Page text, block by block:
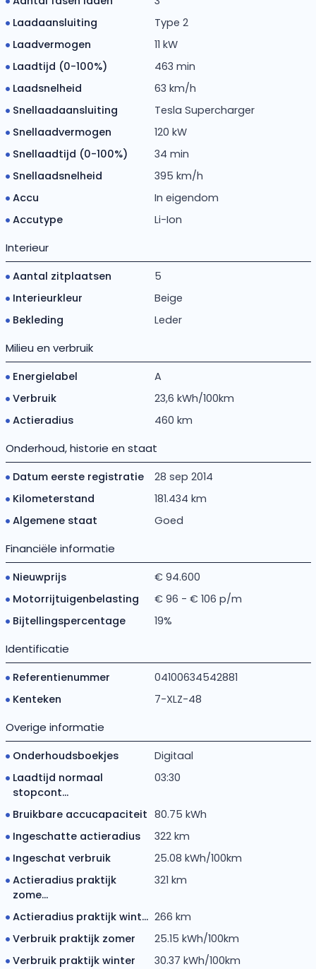
Laadaansluiting
Type 2
Laadvermogen
11 kW
Laadtijd (0-100%)
463 min
Laadsnelheid
63 km/h
Snellaadaansluiting
Tesla Supercharger
Snellaadvermogen
120 kW
Snellaadtijd (0-100%)
34 min
Snellaadsnelheid
395 km/h
Accu
In eigendom
Accutype
Li-Ion
Interieur
Aantal zitplaatsen
5
Interieurkleur
Beige
Bekleding
Leder
Milieu en verbruik
Energielabel
A
Verbruik
23,6 kWh/100km
Actieradius
460 km
Onderhoud, historie en staat
Datum eerste registratie
28 sep 2014
Kilometerstand
181.434 km
Algemene staat
Goed
Financiële informatie
Nieuwprijs
€ 94.600
Motorrijtuigenbelasting
€ 96 - € 106 p/m
Bijtellingspercentage
19%
Identificatie
Referentienummer
04100634542881
Kenteken
7-XLZ-48
Overige informatie
Onderhoudsboekjes
Digitaal
Laadtijd normaal
stopcont...
03:30
Bruikbare accucapaciteit 80.75 kWh
Ingeschatte actieradius
322 km
Ingeschat verbruik
25.08 kWh/100km
Actieradius praktijk
zome...
321 km
Actieradius praktijk wint... 266 km
Verbruik praktijk zomer
25.15 kWh/100km
Verbruik praktijk winter
30.37 kWh/100km